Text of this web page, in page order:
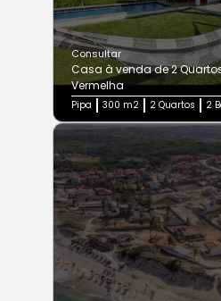
Consultar
Casa à venda de 2 Quartos
Vermelha
Pipa 300 m2 2 Quartos 2